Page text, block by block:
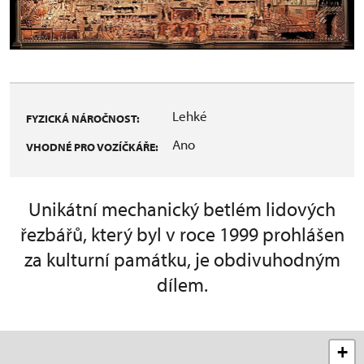
FYZICKÁ NÁROČNOST: Lehké
VHODNÉ PRO VOZÍČKÁŘE: Ano
Unikátní mechanický betlém lidových
řezbářů, který byl v roce 1999 prohlášen
za kulturní památku, je obdivuhodným
dílem.
+